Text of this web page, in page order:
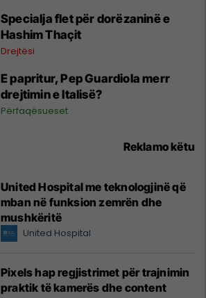
Specialja flet për dorëzaninë e
Hashim Thaçit
Drejtësi
E papritur, Pep Guardiola merr
drejtimin e Italisë?
Përfaqësueset
Reklamo këtu
United Hospital me teknologjinë që
mban në funksion zemrën dhe
mushkëritë
United Hospital
Pixels hap regjistrimet për trajnimin
praktik të kamerës dhe content